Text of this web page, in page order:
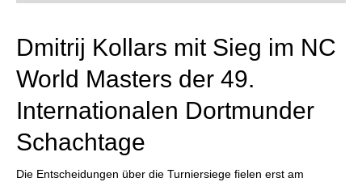
individueller als je zuvor.
Dmitrij Kollars mit Sieg im NC
World Masters der 49.
Internationalen Dortmunder
Schachtage
Die Entscheidungen über die Turniersiege fielen erst am